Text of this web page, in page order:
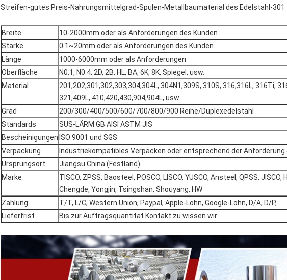
Streifen-gutes Preis-Nahrungsmittelgrad-Spulen-Metallbaumaterial des Edelstahl-301
Breite
10-2000mm oder als Anforderungen des Kunden
Stärke
0.1~20mm oder als Anforderungen des Kunden
Länge
1000-6000mm oder als Anforderungen
Oberfläche
N0.1, N0.4, 2D, 2B, HL, BA, 6K, 8K, Spiegel, usw.
Material
201,202,301,302,303,304,304L, 304N1,309S, 310S, 316,316L, 316Ti,
321,409L, 410,420,430,904,904L, usw.
Grad
200/300/400/500/600/700/800/900 Reihe/Duplexedelstahl
Standards
SUS-LÄRM GB AISI ASTM JIS
Bescheinigungen ISO 9001 und SGS
Verpackung
Industriekompatibles Verpacken oder entsprechend der Anforderung
Ursprungsort
Jiangsu China (Festland)
Marke
TISCO, ZPSS, Baosteel, POSCO, LISCO, YUSCO, Ansteel, QPSS, JISCO,
Chengde, Yongjin, Tsingshan, Shouyang, HW
Zahlung
T/T, L/C, Western Union, Paypal, Apple-Lohn, Google-Lohn, D/A, D/P,
Lieferfrist
Bis zur Auftragsquantität Kontakt zu wissen wir